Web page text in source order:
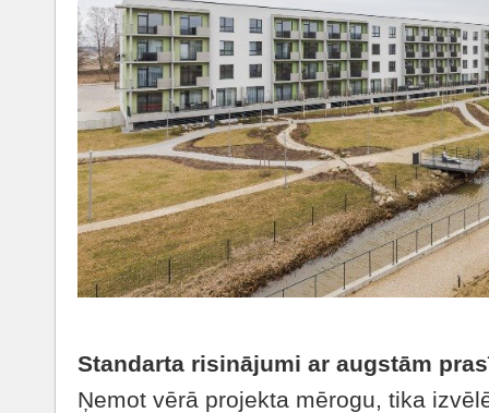
Standarta risinājumi ar augstām
Ņemot vērā projekta mērogu, tika